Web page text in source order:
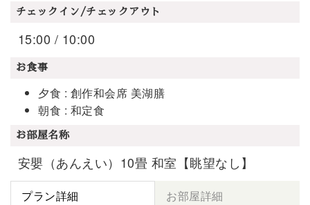
チェックイン/チェックアウト
15:00 / 10:00
お食事
夕食 : 創作和会席 美湖膳
朝食 : 和定食
お部屋名称
安嬰（あんえい）10畳 和室【眺望なし】
プラン詳細 お部屋詳細